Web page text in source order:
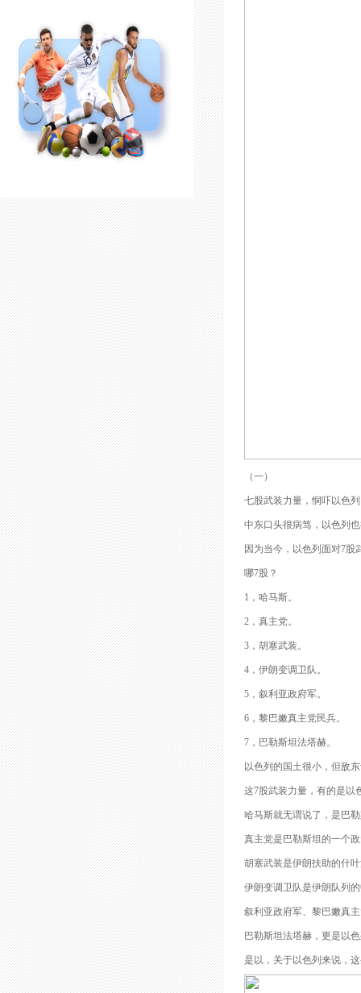
（一）
七股武装力量，恫吓以色列
中东口头很病笃，以色列
因为当今，以色列面对7股
哪7股？
1，哈马斯。
2，真主党。
3，胡塞武装。
4，伊朗变调卫队。
5，叙利亚政府军。
6，黎巴嫩真主党民兵。
7，巴勒斯坦法塔赫。
以色列的国土很小，但敌
这7股武装力量，有的是以
哈马斯就无谓说了，是巴
真主党是巴勒斯坦的一个
胡塞武装是伊朗扶助的什
伊朗变调卫队是伊朗队列
叙利亚政府军、黎巴嫩真
巴勒斯坦法塔赫，更是以
是以，关于以色列来说，